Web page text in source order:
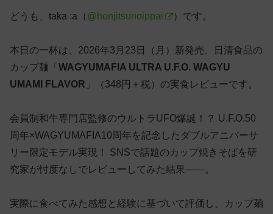
どうも、taka :a（ @honjitsunoippai ）です。
本日の一杯は、2026年3月23日（月）新発売、日清食品の
カップ麺「 WAGYUMAFIA ULTRA U.F.O. WAGYU
UMAMI FLAVOR 」（348円＋税）の実食レビューです。
会員制和牛専門店監修のウルトラUFO爆誕！？ U.F.O.50
周年×WAGYUMAFIA10周年を記念したダブルアニバーサ
リー限定モデル実現！ SNSで話題のカップ焼きそばを研
究家が忖度なしでレビューしてみた結果——。
実際に食べてみた感想と経験に基づいて評価し、カップ麺